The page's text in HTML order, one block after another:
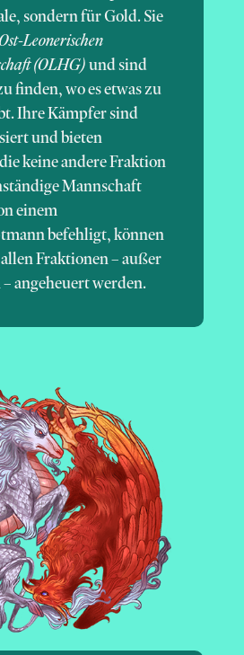
sondern für Gold. Sie
Leonerischen
(OLHG)und sind
finden, wo es etwas zu
Ihre Kämpfer sind
und bieten
keine andere Fraktion
Mannschaft
einem
befehligt, können
Fraktionen – außer
angeheuert werden.